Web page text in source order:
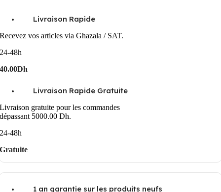
Livraison Rapide
Recevez vos articles via Ghazala / SAT.
24-48h
40.00Dh
Livraison Rapide Gratuite
Livraison gratuite pour les commandes
dépassant 5000.00 Dh.
24-48h
Gratuite
1 an garantie sur les produits neufs